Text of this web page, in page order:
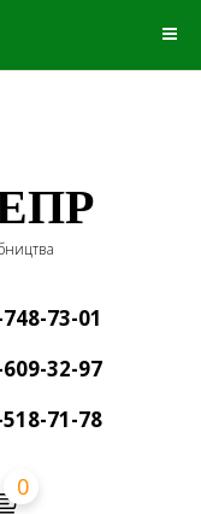
73-01
32-97
71-78
0